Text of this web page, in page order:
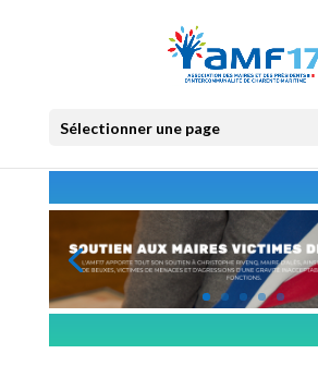
Sélectionner une page